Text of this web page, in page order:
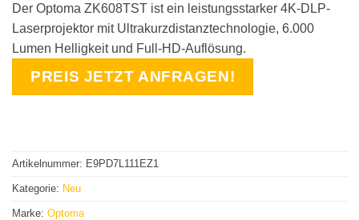
Der Optoma ZK608TST ist ein leistungsstarker 4K-DLP-
Laserprojektor mit Ultrakurzdistanztechnologie, 6.000
Lumen Helligkeit und Full-HD-Auflösung.
PREIS JETZT ANFRAGEN!
Artikelnummer: E9PD7L111EZ1
Kategorie: Neu
Marke: Optoma